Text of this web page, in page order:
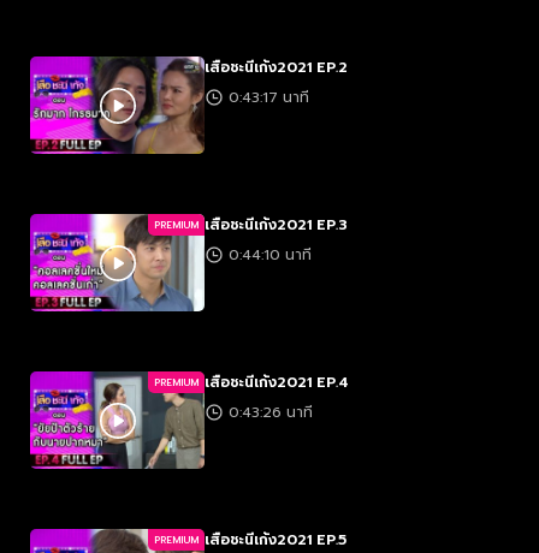
เสือชะนีเก้ง2021 EP.2
0:43:17 นาที
PREMIUM เสือชะนีเก้ง2021 EP.3
0:44:10 นาที
PREMIUM เสือชะนีเก้ง2021 EP.4
0:43:26 นาที
PREMIUM เสือชะนีเก้ง2021 EP.5